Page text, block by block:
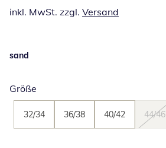
inkl. MwSt. zzgl. Versand
sand
Größe
32/34 36/38 40/42 44/46